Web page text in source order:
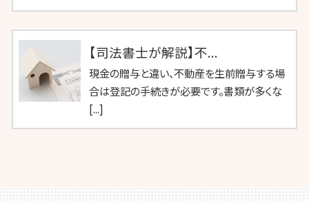
【司法書士が解説】不...
現金の贈与と違い、不動産を生前贈与する場
合は登記の手続きが必要です。書類が多くな
[...]